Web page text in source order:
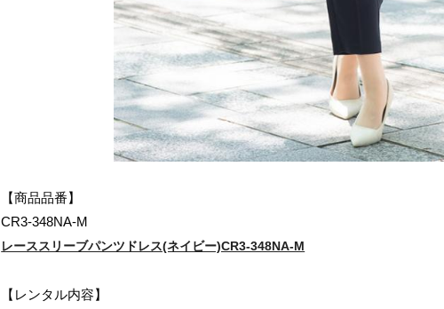
【商品品番】
CR3-348NA-M
レーススリーブパンツドレス(ネイビー)CR3-348NA-M
【レンタル内容】